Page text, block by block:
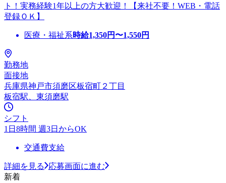
ト！実務経験1年以上の方大歓迎！【来社不要！WEB・電話
登録ＯＫ】
医療・福祉系時給1,350円〜1,550円
勤務地
面接地
兵庫県神戸市須磨区板宿町２丁目
板宿駅、東須磨駅
シフト
1日8時間 週3日からOK
交通費支給
詳細を見る
応募画面に進む
新着